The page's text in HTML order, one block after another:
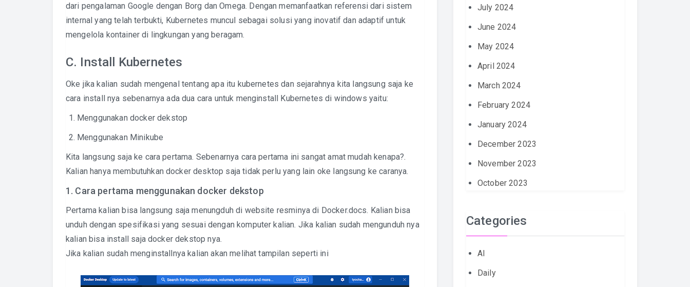
dari pengalaman Google dengan Borg dan Omega. Dengan memanfaatkan referensi dari sistem
internal yang telah terbukti, Kubernetes muncul sebagai solusi yang inovatif dan adaptif untuk
mengelola kontainer di lingkungan yang beragam.
C. Install Kubernetes
Oke jika kalian sudah mengenal tentang apa itu kubernetes dan sejarahnya kita langsung saja ke
cara install nya sebenarnya ada dua cara untuk menginstall Kubernetes di windows yaitu:
Menggunakan docker dekstop
Menggunakan Minikube
Kita langsung saja ke cara pertama. Sebenarnya cara pertama ini sangat amat mudah kenapa?.
Kalian hanya membutuhkan docker desktop saja tidak perlu yang lain oke langsung ke caranya.
1. Cara pertama menggunakan docker dekstop
Pertama kalian bisa langsung saja menungduh di website resminya di Docker.docs. Kalian bisa
unduh dengan spesifikasi yang sesuai dengan komputer kalian. Jika kalian sudah mengunduh nya
kalian bisa install saja docker dekstop nya.
Jika kalian sudah menginstallnya kalian akan melihat tampilan seperti ini
July 2024
June 2024
May 2024
April 2024
March 2024
February 2024
January 2024
December 2023
November 2023
October 2023
Categories
AI
Daily